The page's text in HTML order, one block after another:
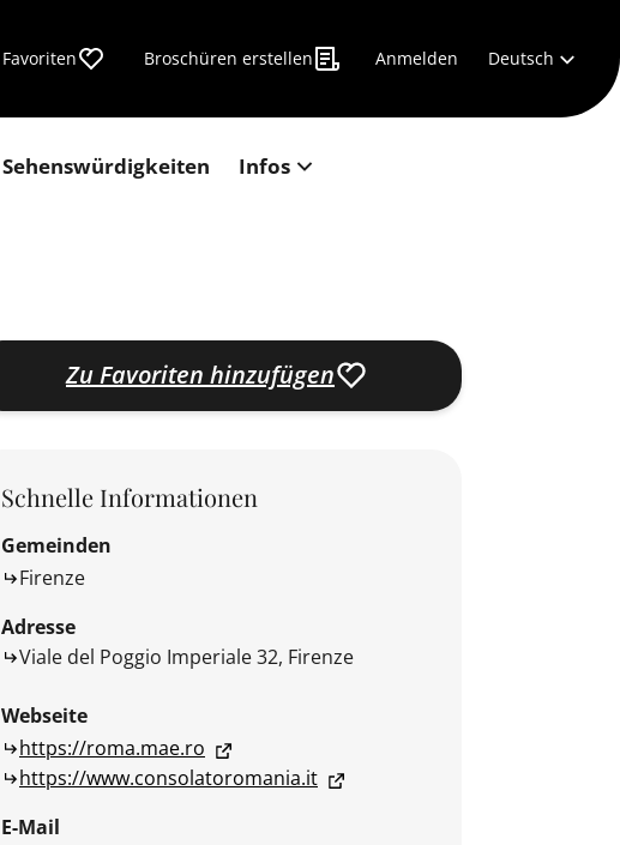
Favoriten Broschüren erstellen Anmelden Deutsch
Sehenswürdigkeiten Infos
Zu Favoriten hinzufügen
Schnelle Informationen
Gemeinden
Firenze
Adresse
Viale del Poggio Imperiale 32, Firenze
Webseite
https://roma.mae.ro
https://www.consolatoromania.it
E-Mail